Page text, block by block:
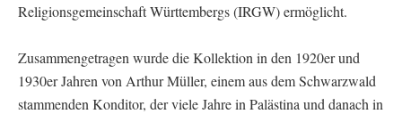
Religionsgemeinschaft Württembergs (IRGW) ermöglicht.
Zusammengetragen wurde die Kollektion in den 1920er und
1930er Jahren von Arthur Müller, einem aus dem Schwarzwald
stammenden Konditor, der viele Jahre in Palästina und danach in